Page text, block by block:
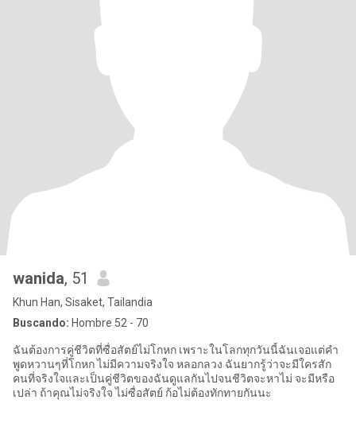
wanida, 51
Khun Han, Sisaket, Tailandia
Buscando: Hombre 52 - 70
ฉันต้องการคู่ชีวิตที่ซื่อสัตย์ไม่โกหก เพราะในโลกทุกวันนี้ฉันเจอแต่คำ
พูดหวานๆที่โกหก ไม่มีความจริงใจ หลอกลวง ฉันยากรู้ว่าจะมีใครสัก
คนที่จริงใจและเป็นคู่ชีวิตของฉันดูแลกันไปจนชีวิตจะหาไม่ จะมีหรือ
เปล่า ถ้าคุณไม่จริงใจ ไม่ซื่อสัตย์ ก้อไม่ต้องทักทายกันนะ